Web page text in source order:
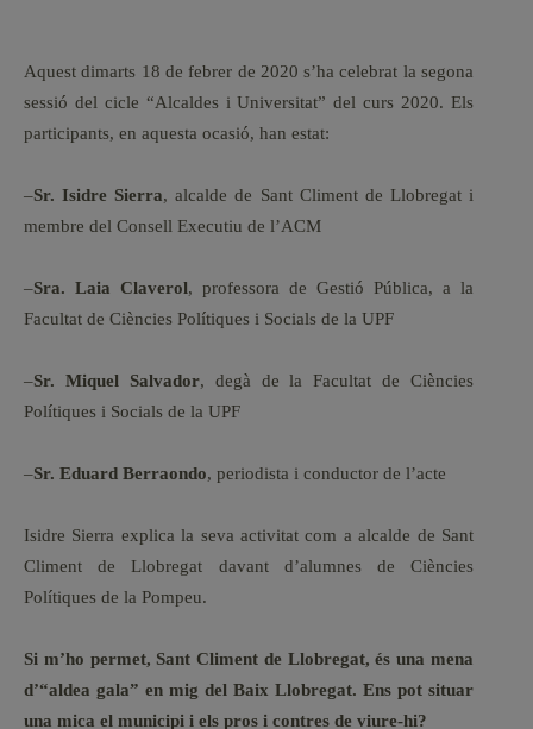
Aquest dimarts 18 de febrer de 2020 s’ha celebrat la segona
sessió del cicle “Alcaldes i Universitat” del curs 2020. Els
participants, en aquesta ocasió, han estat:
–Sr. Isidre Sierra, alcalde de Sant Climent de Llobregat i
membre del Consell Executiu de l’ACM
–Sra. Laia Claverol, professora de Gestió Pública, a la
Facultat de Ciències Polítiques i Socials de la UPF
–Sr. Miquel Salvador, degà de la Facultat de Ciències
Polítiques i Socials de la UPF
–Sr. Eduard Berraondo, periodista i conductor de l’acte
Isidre Sierra explica la seva activitat com a alcalde de Sant
Climent de Llobregat davant d’alumnes de Ciències
Polítiques de la Pompeu.
Si m’ho permet, Sant Climent de Llobregat, és una mena
d’“aldea gala” en mig del Baix Llobregat. Ens pot situar
una mica el municipi i els pros i contres de viure-hi?